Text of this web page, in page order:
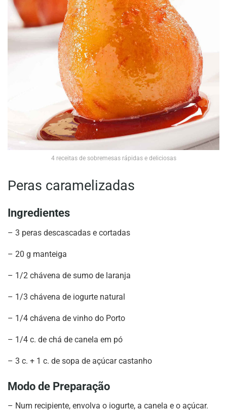
4 receitas de sobremesas rápidas e deliciosas
Peras caramelizadas
Ingredientes
– 3 peras descascadas e cortadas
– 20 g manteiga
– 1/2 chávena de sumo de laranja
– 1/3 chávena de iogurte natural
– 1/4 chávena de vinho do Porto
– 1/4 c. de chá de canela em pó
– 3 c. + 1 c. de sopa de açúcar castanho
Modo de Preparação
– Num recipiente, envolva o iogurte, a canela e o açúcar.